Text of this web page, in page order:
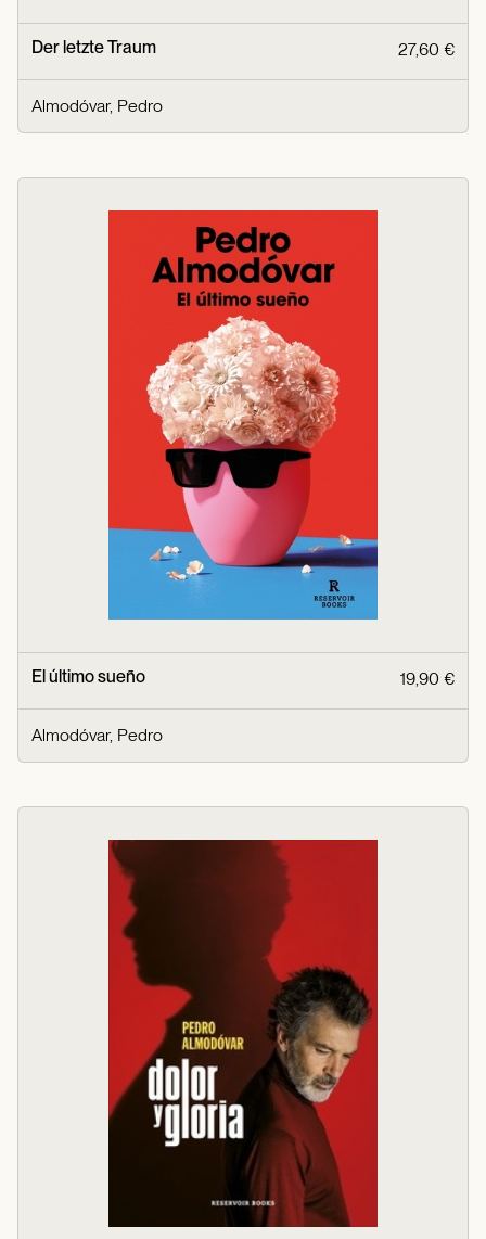
Der letzte Traum 27,60 €
Almodóvar, Pedro
El último sueño 19,90 €
Almodóvar, Pedro